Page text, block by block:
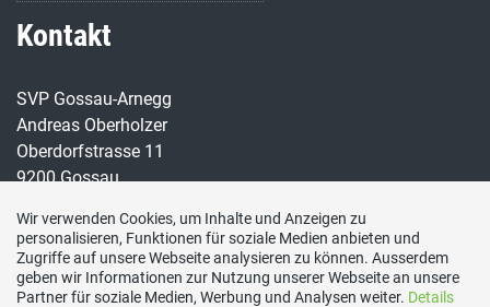
Kontakt
SVP Gossau-Arnegg
Andreas Oberholzer
Oberdorfstrasse 11
9200 Gossau
E-Mail
info@svp-gossau.ch
Social Media
Wir verwenden Cookies, um Inhalte und Anzeigen zu
personalisieren, Funktionen für soziale Medien anbieten und
Zugriffe auf unsere Webseite analysieren zu können. Ausserdem
geben wir Informationen zur Nutzung unserer Webseite an unsere
Partner für soziale Medien, Werbung und Analysen weiter. Details